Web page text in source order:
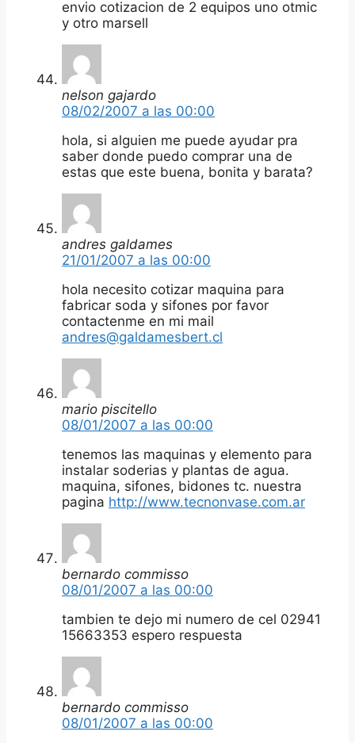
envio cotizacion de 2 equipos uno otmic
y otro marsell
nelson gajardo
08/02/2007 a las 00:00
hola, si alguien me puede ayudar pra
saber donde puedo comprar una de
estas que este buena, bonita y barata?
andres galdames
21/01/2007 a las 00:00
hola necesito cotizar maquina para
fabricar soda y sifones por favor
contactenme en mi mail
andres@galdamesbert.cl
mario piscitello
08/01/2007 a las 00:00
tenemos las maquinas y elemento para
instalar soderias y plantas de agua.
maquina, sifones, bidones tc. nuestra
pagina http://www.tecnonvase.com.ar
bernardo commisso
08/01/2007 a las 00:00
tambien te dejo mi numero de cel 02941
15663353 espero respuesta
bernardo commisso
08/01/2007 a las 00:00